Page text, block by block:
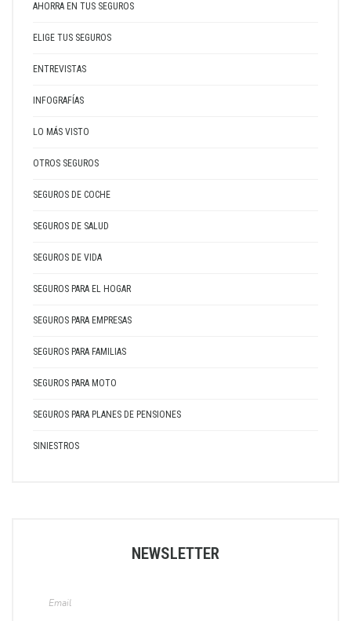
AHORRA EN TUS SEGUROS
ELIGE TUS SEGUROS
ENTREVISTAS
INFOGRAFÍAS
LO MÁS VISTO
OTROS SEGUROS
SEGUROS DE COCHE
SEGUROS DE SALUD
SEGUROS DE VIDA
SEGUROS PARA EL HOGAR
SEGUROS PARA EMPRESAS
SEGUROS PARA FAMILIAS
SEGUROS PARA MOTO
SEGUROS PARA PLANES DE PENSIONES
SINIESTROS
NEWSLETTER